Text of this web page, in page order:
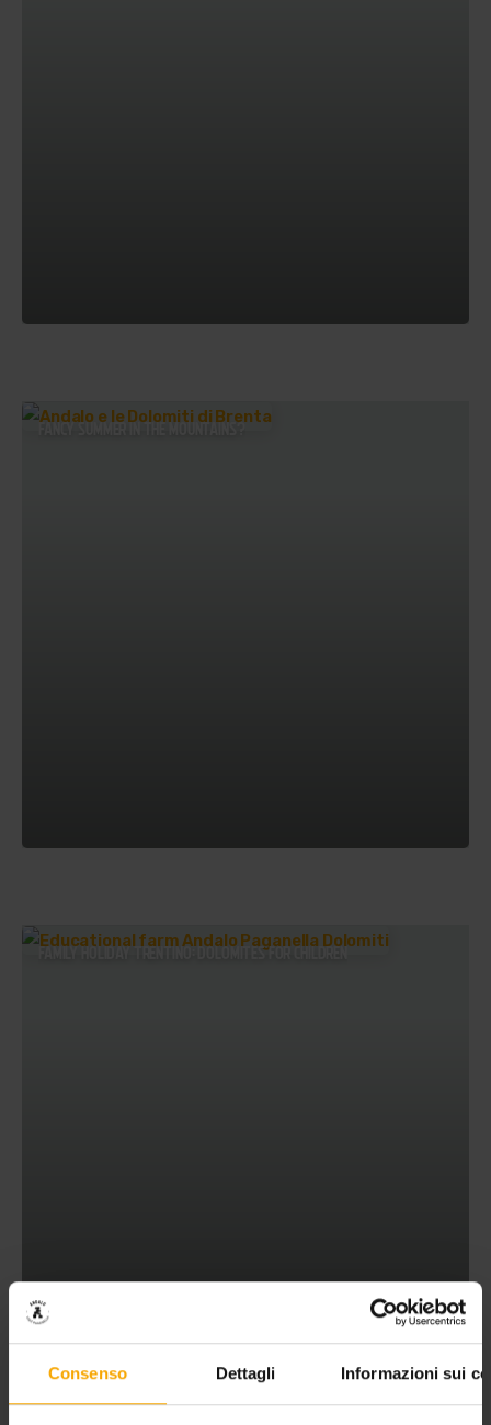
Consenso Dettagli Informazioni sui
FAMILY HOLIDAY TRENTINO: DOLOMITES FOR CHILDREN